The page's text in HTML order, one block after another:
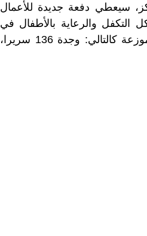
سيعطي دفعة جديدة للأعمال
التكفل والرعاية بالأطفال في
وضعية هشة بالجهات المعنية، تبلغ طاقتها الإجمالية 425 سريرا، موزعة كالتالي: وجدة 136 سريرا،